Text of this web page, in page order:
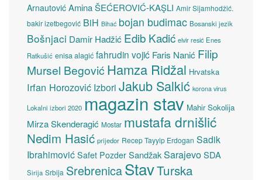
Arnautović Amina ŠEĆEROVIĆ-KAŞLI Amir Sijamhodžić.
bakir izetbegović BiH Bihać bojan budimac Bosanski jezik
Bošnjaci Damir Hadžić Edib Kadić elvir resić Enes
Ratkušić enisa alagić fahrudin vojić Faris Nanić Filip
Mursel Begović Hamza Ridžal Hrvatska
Irfan Horozović Izbori Jakub Salkić korona virus
Lokalni izbori 2020 magazin stav Mahir Sokolija
Mirza Skenderagić Mostar mustafa drnišlić
Nedim Hasić prijedor Recep Tayyip Erdogan Sadik
Ibrahimović Safet Pozder SandžakSarajevoSDA
Sirija Srbija SrebrenicaStavTurska